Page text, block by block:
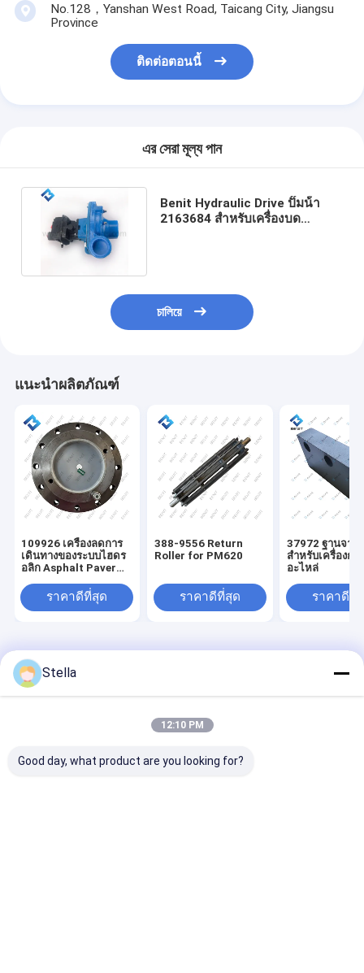
No.128，Yanshan West Road, Taicang City, Jiangsu
Province
ติดต่อตอนนี้
এর সেরা মূল্য পান
Benit Hydraulic Drive ปั๊มน้ํา
2163684 สําหรับเครื่องบด
চালিয়ে
แนะนำผลิตภัณฑ์
109926 เครื่องลดการ
เดินทางของระบบไฮดร
อลิก Asphalt Paver
B6201676297) สําหรับ
W2000
ราคาดีที่สุด
388-9556 Return
Roller for PM620
ราคาดีที่สุด
37972 ฐานจาน
สำหรับเครื่องกัด
อะไหล่
ราคาดีที่
© 2026 Suzhou Benit Machinery Technology Co., Ltd. All Rights
Reserved.
Stella
12:10 PM
Good day, what product are you looking for?